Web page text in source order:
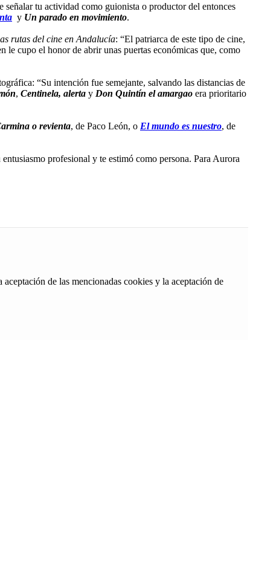
señalar tu actividad como guionista o productor del entonces
y Un parado en movimiento.
rutas del cine en Andalucía: “El patriarca de este tipo de cine,
cupo el honor de abrir unas puertas económicas que, como
“Su intención fue semejante, salvando las distancias de
, Centinela, alerta y Don Quintín el amargao era prioritario
o revienta, de Paco León, o El mundo es nuestro, de
profesional y te estimó como persona. Para Aurora
de las mencionadas cookies y la aceptación de